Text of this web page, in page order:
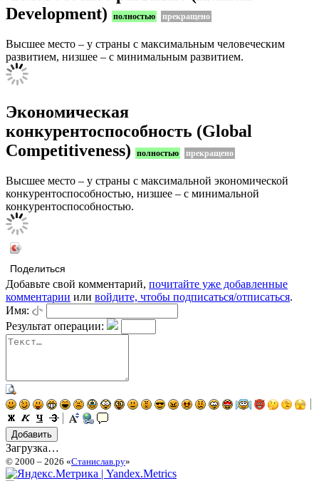
Development)
полностью прекращено
Высшее место – у страны с максимальным человеческим
развитием, низшее – с минимальным развитием.
Экономическая
конкурентоспособность (Global
Competitiveness)
полностью прекращено
Высшее место – у страны с максимальной экономической
конкурентоспособностью, низшее – с минимальной
конкурентоспособностью.
Поделиться
Добавьте свой комментарий, почитайте уже добавленные
комментарии или войдите, чтобы подписаться/отписаться.
Имя:
Результат операции:
Загрузка…
© 2000 – 2026 «Станислав.ру»